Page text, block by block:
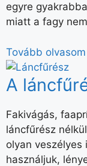
egyre
miatt a fagy
Tovább olvasom
A
Fakivágás,
láncfűrész
olyan veszélyes
használjuk,